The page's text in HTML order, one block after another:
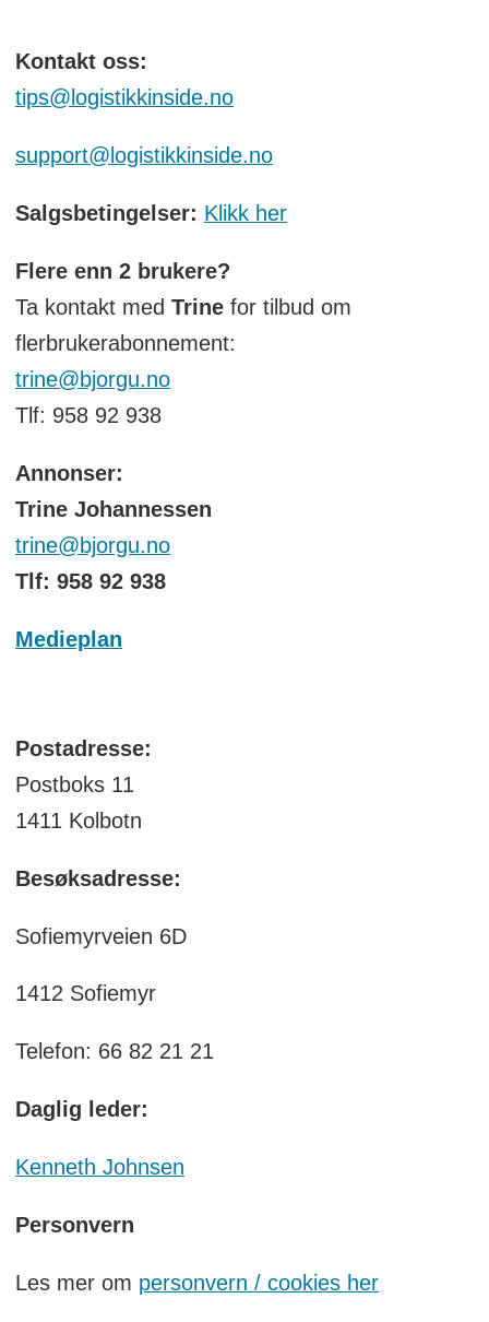
Kontakt oss:
tips@logistikkinside.no
support@logistikkinside.no
Salgsbetingelser: Klikk her
Flere enn 2 brukere?
Ta kontakt med Trinefor tilbud om
flerbrukerabonnement:
trine@bjorgu.no
Tlf: 958 92 938
Annonser:
Trine Johannessen
trine@bjorgu.no
Tlf: 958 92 938
Medieplan
Postadresse:
Postboks 11
1411 Kolbotn
Besøksadresse:
Sofiemyrveien 6D
1412 Sofiemyr
Telefon: 66 82 21 21
Daglig leder:
Kenneth Johnsen
Personvern
Les mer om personvern / cookies her